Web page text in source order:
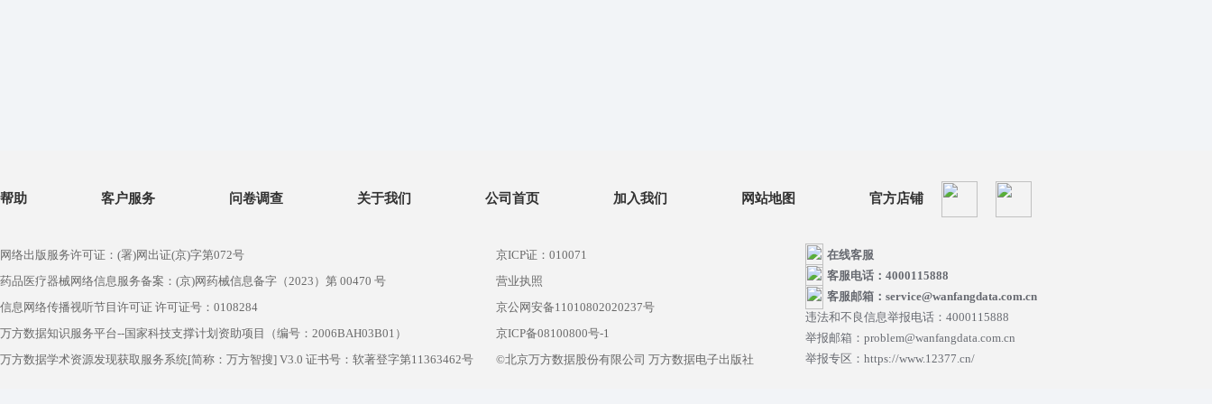
帮助 客户服务 问卷调查 关于我们 公司首页 加入我们 网站地图 官方店铺
网络出版服务许可证：(署)网出证(京)字第072号
药品医疗器械网络信息服务备案：(京)网药械信息备字（2023）第 00470 号
信息网络传播视听节目许可证 许可证号：0108284
万方数据知识服务平台--国家科技支撑计划资助项目（编号：2006BAH03B01）
万方数据学术资源发现获取服务系统[简称：万方智搜] V3.0 证书号：软著登字第11363462号
京ICP证：010071
营业执照
京公网安备11010802020237号
京ICP备08100800号-1
©北京万方数据股份有限公司 万方数据电子出版社
在线客服
客服电话：4000115888
客服邮箱：service@wanfangdata.com.cn
违法和不良信息举报电话：4000115888
举报邮箱：problem@wanfangdata.com.cn
举报专区：https://www.12377.cn/